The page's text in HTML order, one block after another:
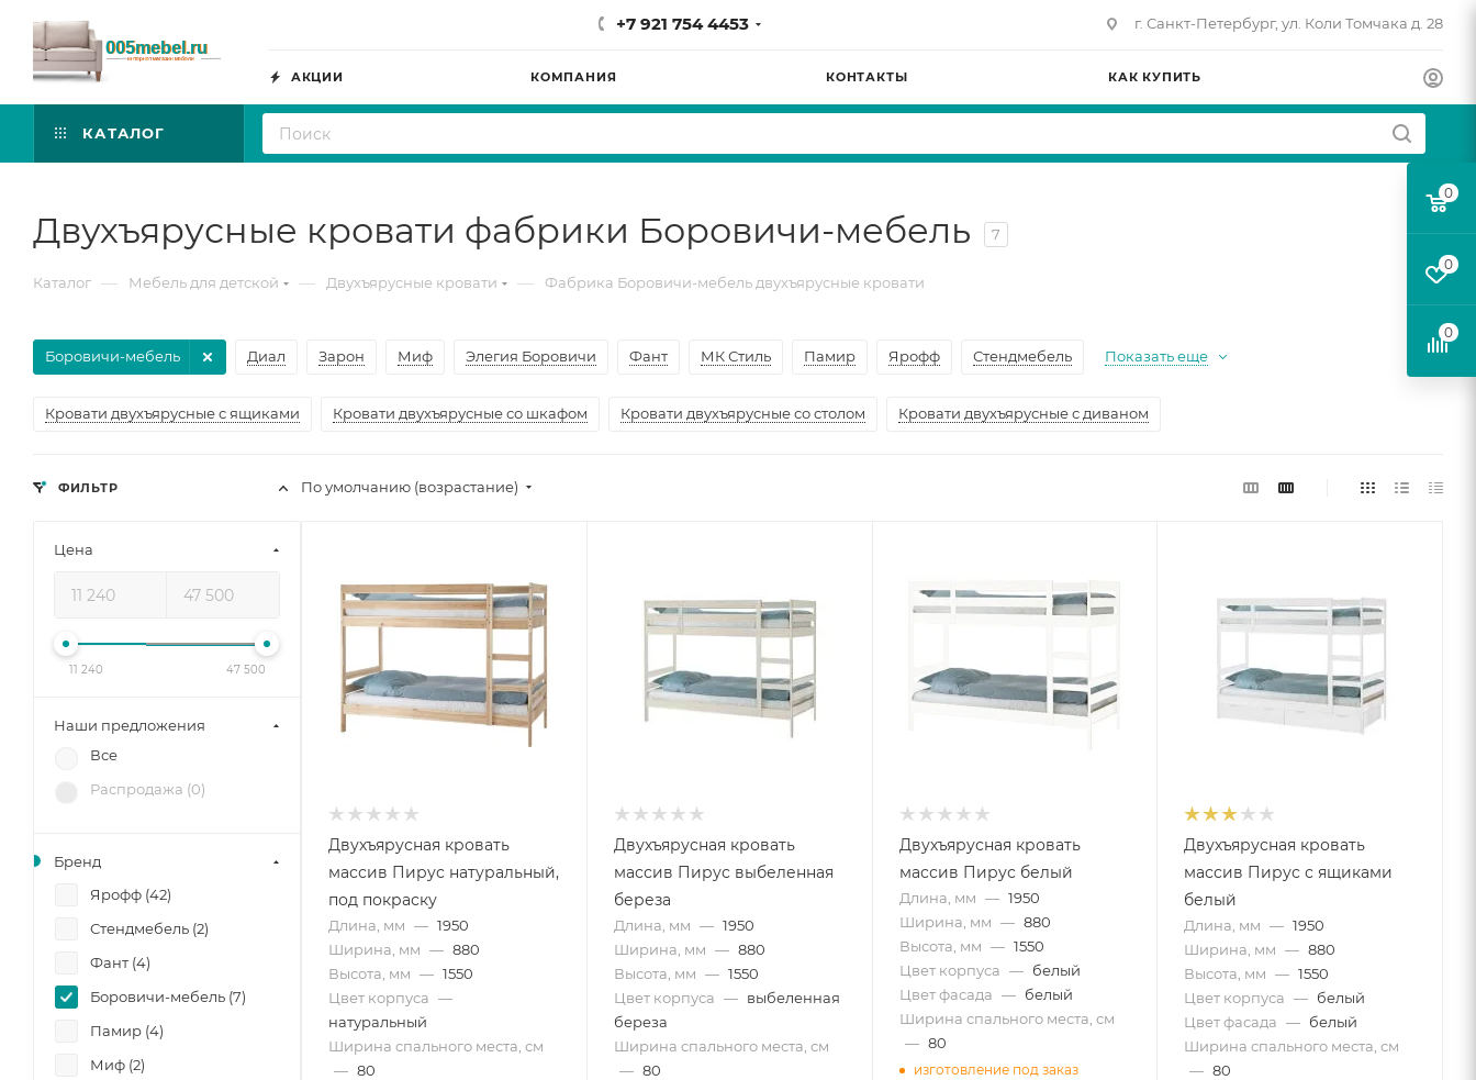
+7 921 754 4453 г. Санкт-Петербург, ул. Коли Томчака д. 28
АКЦИИ КОМПАНИЯ КОНТАКТЫ КАК КУПИТЬ
КАТАЛОГ
Двухъярусные кровати фабрики Боровичи-мебель 7
Каталог — Мебель для детской — Двухъярусные кровати — Фабрика Боровичи-мебель двухъярусные кровати
Диал Зарон
Боровичи-мебель Миф Элегия Боровичи Фант МК Стиль Памир Ярофф Стендмебель Показать еще
Кровати двухъярусные с ящиками Кровати двухъярусные со шкафом Кровати двухъярусные со столом Кровати двухъярусные с диваном
По умолчанию (возрастание)
Двухъярусная кровать
массив Пирус натуральный,
под покраску
Длина, мм — 1950
Ширина, мм — 880
Высота, мм — 1550
Цвет корпуса —
натуральный
Ширина спального места, см
— 80
Двухъярусная кровать
массив Пирус выбеленная
береза
Длина, мм — 1950
Ширина, мм — 880
Высота, мм — 1550
Цвет корпуса — выбеленная
береза
Ширина спального места, см
— 80
Двухъярусная кровать
массив Пирус белый
Длина, мм — 1950
Ширина, мм — 880
Высота, мм — 1550
Цвет корпуса — белый
Цвет фасада — белый
Ширина спального места, см
— 80
изготовление под заказ
Двухъярусная кровать
массив Пирус с ящиками
белый
Длина, мм — 1950
Ширина, мм — 880
Высота, мм — 1550
Цвет корпуса — белый
Цвет фасада — белый
Ширина спального места, см
— 80
ФИЛЬТР
Цена
11 240 47 500
Наши предложения
Все
Распродажа (0)
Бренд
Ярофф (42)
Стендмебель (2)
Фант (4)
Боровичи-мебель (7)
Памир (4)
Миф (2)
0
0
0